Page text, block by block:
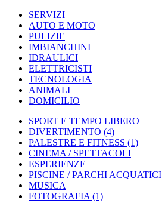
SERVIZI
AUTO E MOTO
PULIZIE
IMBIANCHINI
IDRAULICI
ELETTRICISTI
TECNOLOGIA
ANIMALI
DOMICILIO
SPORT E TEMPO LIBERO
DIVERTIMENTO (4)
PALESTRE E FITNESS (1)
CINEMA / SPETTACOLI
ESPERIENZE
PISCINE / PARCHI ACQUATICI
MUSICA
FOTOGRAFIA (1)